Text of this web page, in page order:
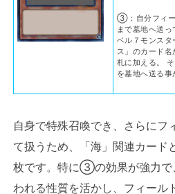
③：自分フィー
まで墓地へ送
ベル７モンスタ
ス」のカード
札に加える。
を墓地へ送る事
自身で特殊召喚でき、さらにフ
て扱うため、「海」関連カード
枚です。特に③の効果が強力で
われる性質を活かし、フィール